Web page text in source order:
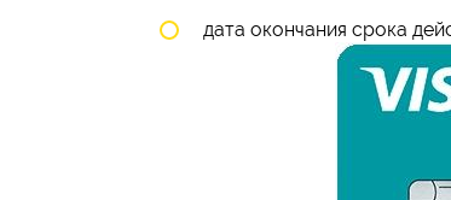
дата окончания срока